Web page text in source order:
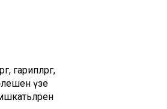
гарипләргә,
үзе